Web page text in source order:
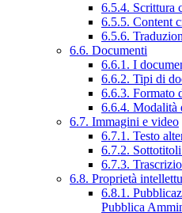
6.5.4. Scrittura
6.5.5. Content
6.5.6.
6.6. Documenti
6.6.1. I
6.6.2. Tipi di
6.6.3. Formato
6.6.4. Modalità
6.7. Immagini e video
6.7.1. Testo
6.7.2.
6.7.3.
6.8. Proprietà
6.8.1.
Pubblica